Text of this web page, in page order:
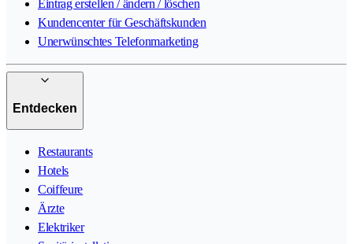
Eintrag erstellen / ändern / löschen
Kundencenter für Geschäftskunden
Unerwünschtes Telefonmarketing
Entdecken
Restaurants
Hotels
Coiffeure
Ärzte
Elektriker